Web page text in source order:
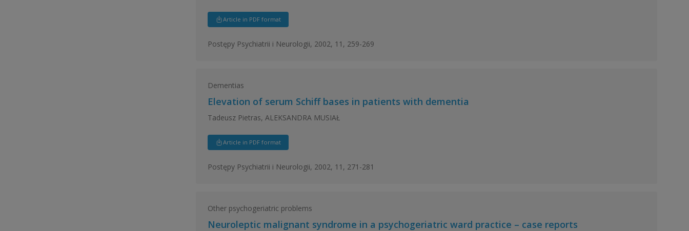
Article in PDF format
Postępy Psychiatrii i Neurologii, 2002, 11, 259-269
Dementias
Elevation of serum Schiff bases in patients with dementia
Tadeusz Pietras, ALEKSANDRA MUSIAŁ
Article in PDF format
Postępy Psychiatrii i Neurologii, 2002, 11, 271-281
Other psychogeriatric problems
Neuroleptic malignant syndrome in a psychogeriatric ward practice – case reports